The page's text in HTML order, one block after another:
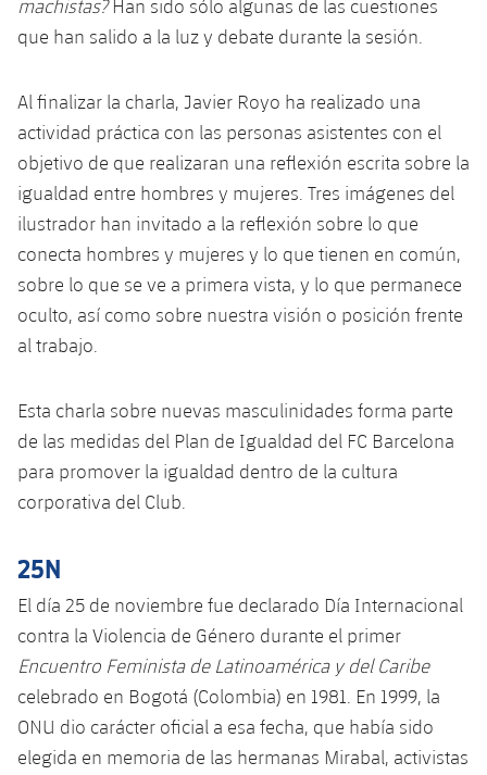
machistas?Han sido sólo algunas de las cuestiones
que han salido a la luz y debate durante la sesión.
Al finalizar la charla, Javier Royo ha realizado una
actividad práctica con las personas asistentes con el
objetivo de que realizaran una reflexión escrita sobre la
igualdad entre hombres y mujeres. Tres imágenes del
ilustrador han invitado a la reflexión sobre lo que
conecta hombres y mujeres y lo que tienen en común,
sobre lo que se ve a primera vista, y lo que permanece
oculto, así como sobre nuestra visión o posición frente
al trabajo.
Esta charla sobre nuevas masculinidades forma parte
de las medidas del Plan de Igualdad del FC Barcelona
para promover la igualdad dentro de la cultura
corporativa del Club.
25N
El día 25 de noviembre fue declarado Día Internacional
contra la Violencia de Género durante el primer
Encuentro Feminista de Latinoamérica y del Caribe
celebrado en Bogotá (Colombia) en 1981. En 1999, la
ONU dio carácter oficial a esa fecha, que había sido
elegida en memoria de las hermanas Mirabal, activistas